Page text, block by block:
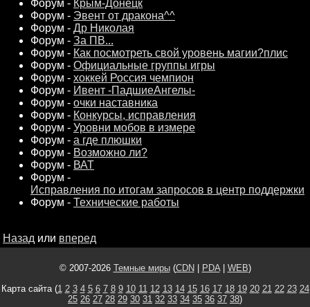
Форум - Крым-Донецк
Форум - Эвент от дракона^^
Форум - Др Николая
Форум - За ПВ...
Форум - Как посмотреть свой уровень магии?плис
Форум - Официальные группы игры
Форум - хоккей Россия чемпион
Форум - Ивент -ПадшиеАнгелы-
Форум - очки наставника
Форум - Конкурсы, исправления
Форум - Уровни мобов в измере
Форум - а где плюшки
Форум - Возможно ли?
Форум - ВАТ
Форум -
Исправления по итогам запросов в центр поддержки
Форум - Технические работы
Назад или вперед
© 2007-2026 Темные миры(CDN PDA| WEB)
Карта сайта (1 2 3 4 5 6 7 8 9 10 11 12 13 14 15 16 17 18 19 20 21 22 23 24
25 26 27 28 29 30 31 32 33 34 35 36 37 38)